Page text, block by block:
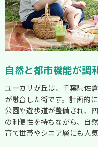
自然と都市機能が調
ユーカリが丘は、千葉県佐
が融合した街です。計画的
公園や遊歩道が整備され、
の利便性を持ちながら、自
育て世帯やシニア層にも人気